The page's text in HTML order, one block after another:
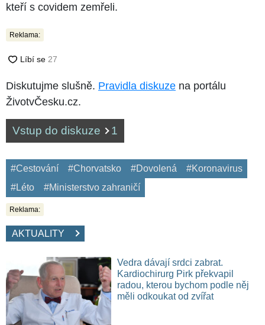
kteří s covidem zemřeli.
Reklama:
Diskutujme slušně. Pravidla diskuze na portálu
ŽivotvČesku.cz.
Vstup do diskuze 1
#Cestování #Chorvatsko #Dovolená
#Koronavirus
#Léto
#Ministerstvo zahraničí
Reklama:
AKTUALITY
Vedra dávají srdci zabrat.
Kardiochirurg Pirk překvapil
radou, kterou bychom podle něj
měli odkoukat od zvířat